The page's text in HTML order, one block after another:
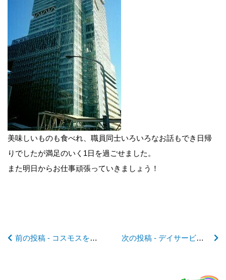
美味しいものも食べれ、職員同士いろいろなお話もでき日帰
りでしたが満足のいく1日を過ごせました。
また明日からお仕事頑張っていきましょう！
前
後
の
へ
前の投稿 - コスモスを見に行きました 次の投稿 - デイサービス たけふ菊人形